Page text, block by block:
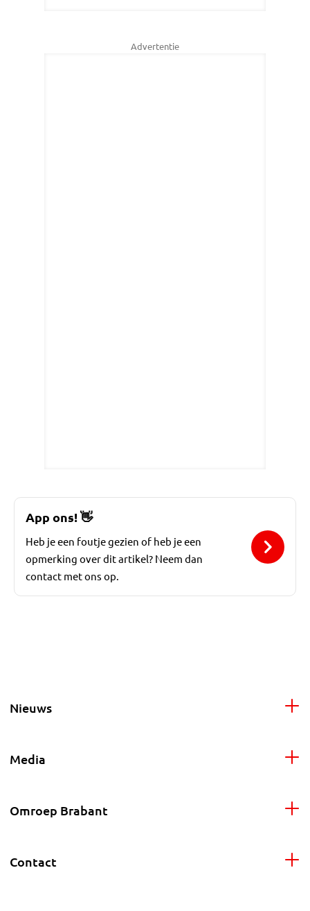
Advertentie
App ons!👋
Heb je een foutje gezien of heb je een
opmerking over dit artikel? Neem dan
contact met ons op.
Nieuws
Media
Omroep Brabant
Contact